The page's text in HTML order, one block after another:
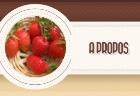
A PROPOS